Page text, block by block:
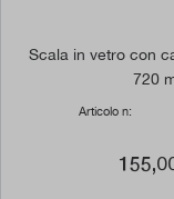
Scala in vetro con
720
Articolo n: